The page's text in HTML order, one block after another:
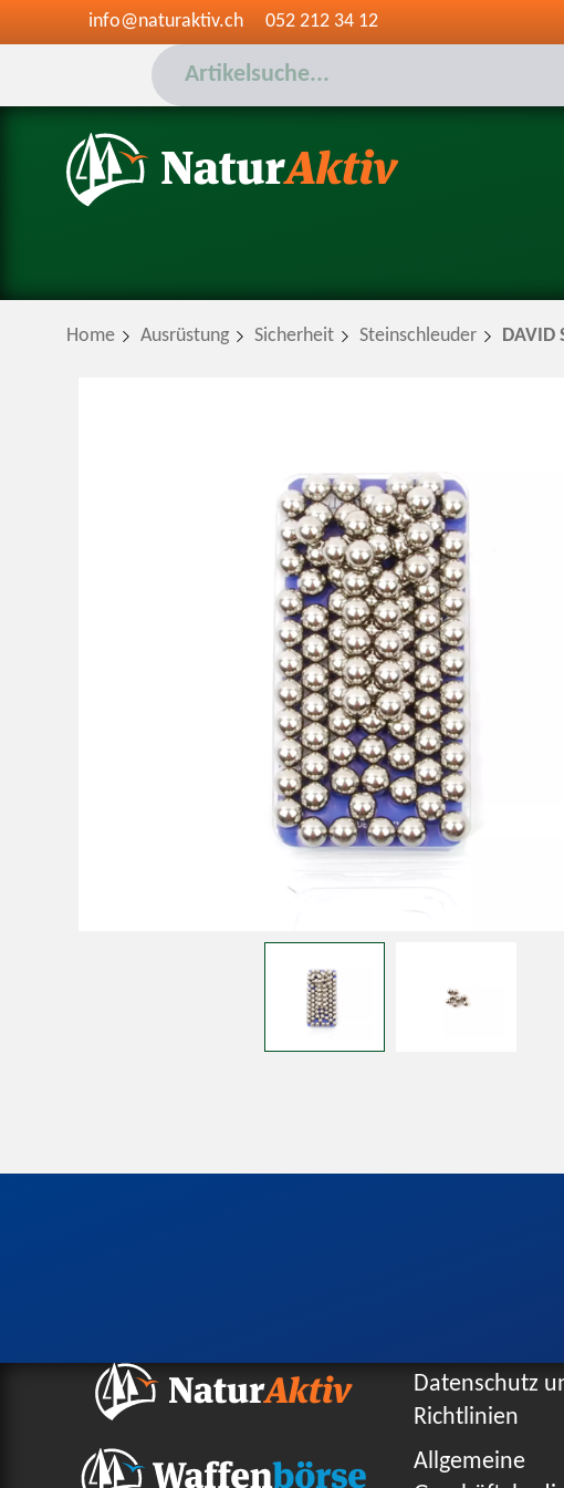
info@naturaktiv.ch 052 212 34 12
Home Ausrüstung Sicherheit Steinschleuder DAVID
Datenschutz
Richtlinien
Allgemeine